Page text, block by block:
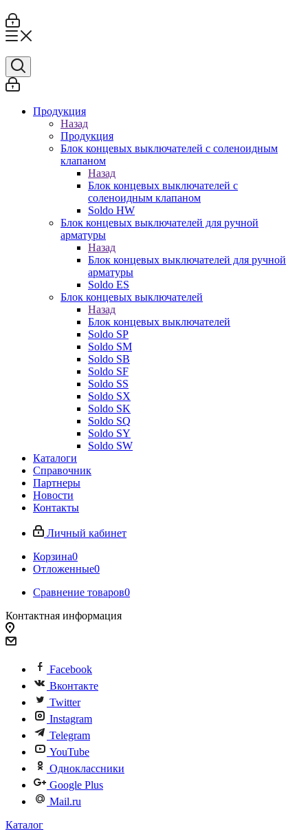
Продукция
Назад
Продукция
Блок концевых выключателей с соленоидным
клапаном
Назад
Блок концевых выключателей с
соленоидным клапаном
Soldo HW
Блок концевых выключателей для ручной
арматуры
Назад
Блок концевых выключателей для ручной
арматуры
Soldo ES
Блок концевых выключателей
Назад
Блок концевых выключателей
Soldo SP
Soldo SM
Soldo SB
Soldo SF
Soldo SS
Soldo SX
Soldo SK
Soldo SQ
Soldo SY
Soldo SW
Каталоги
Справочник
Партнеры
Новости
Контакты
Личный кабинет
Корзина0
Отложенные0
Сравнение товаров0
Контактная информация
Facebook
Вконтакте
Twitter
Instagram
Telegram
YouTube
Одноклассники
Google Plus
Mail.ru
Каталог